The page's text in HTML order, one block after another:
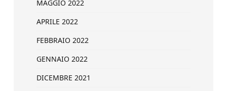
MAGGIO 2022
APRILE 2022
FEBBRAIO 2022
GENNAIO 2022
DICEMBRE 2021